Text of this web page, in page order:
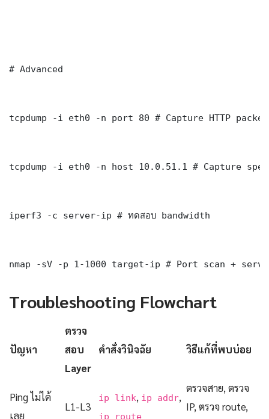
# Advanced
tcpdump -i eth0 -n port 80 # Capture HTTP
tcpdump -i eth0 -n host 10.0.51.1 # Capture
iperf3 -c server-ip # ทดสอบ bandwidth
nmap -sV -p 1-1000 target-ip # Port scan +
Troubleshooting Flowchart
ปัญหา
ตรวจ
สอบ
Layer
คำสั่งวินิจฉัย วิธีแก้ที่พบบ่อย
Ping ไม่ได้
เลย
L1-L3
ip link, ip addr,
ip route
ตรวจสาย, ตรวจ
IP, ตรวจ route,